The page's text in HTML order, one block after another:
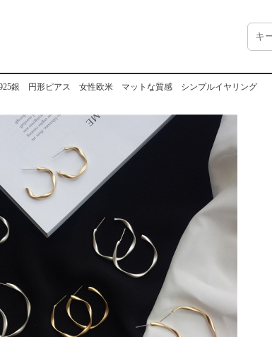
銀 円形ピアス 女性欧米 マットな質感 シンプルイヤリング